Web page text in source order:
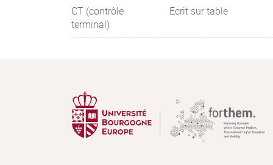
CT (contrôle
terminal)
Ecrit sur table